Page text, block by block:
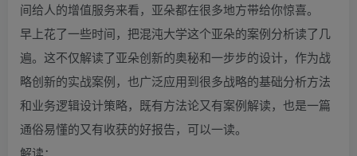
间给人的增值服务来看，亚朵都在很多地方带给你惊喜。
早上花了一些时间，把混沌大学这个亚朵的案例分析读了几
遍。这不仅解读了亚朵创新的奥秘和一步步的设计，作为战
略创新的实战案例，也广泛应用到很多战略的基础分析方法
和业务逻辑设计策略，既有方法论又有案例解读，也是一篇
通俗易懂的又有收获的好报告，可以一读。